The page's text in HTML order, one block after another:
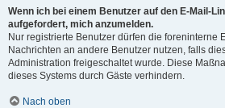
Wenn ich bei einem Benutzer auf den E-Mail-
aufgefordert, mich anzumelden.
Nur registrierte Benutzer dürfen die foreninterne
Nachrichten an andere Benutzer nutzen, falls
Administration freigeschaltet wurde. Diese
dieses Systems durch Gäste verhindern.
Nach oben